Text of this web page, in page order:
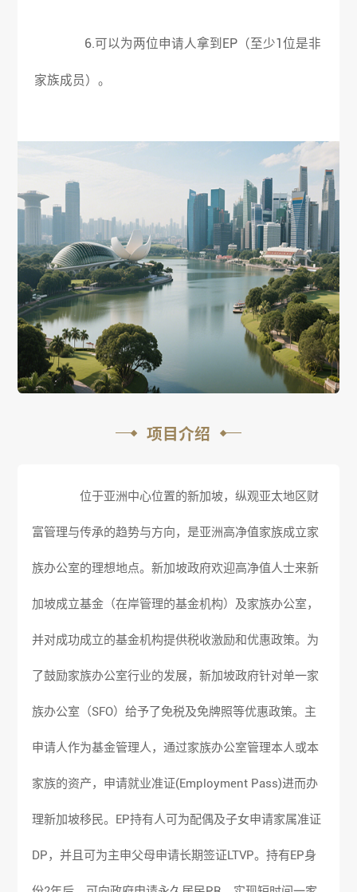
6.可以为两位申请人拿到EP（至少1位是非
家族成员）。
项目介绍
位于亚洲中心位置的新加坡，纵观亚太地区财
富管理与传承的趋势与方向，是亚洲高净值家族成立家
族办公室的理想地点。新加坡政府欢迎高净值人士来新
加坡成立基金（在岸管理的基金机构）及家族办公室，
并对成功成立的基金机构提供税收激励和优惠政策。为
了鼓励家族办公室行业的发展，新加坡政府针对单一家
族办公室（SFO）给予了免税及免牌照等优惠政策。主
申请人作为基金管理人，通过家族办公室管理本人或本
家族的资产，申请就业准证(Employment Pass)进而办
理新加坡移民。EP持有人可为配偶及子女申请家属准证
DP，并且可为主申父母申请长期签证LTVP。持有EP身